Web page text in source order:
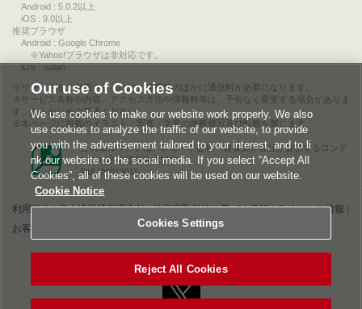
Android : 5.0.2以上
iOS : 9.0以上
推奨ブラウザ
Android : Google Chrome
※Yahoo!ブラウザは非対応です。
iOS : Safari
サービスをご利用されるには、情報料のほかに通信料が必要になります。
サービス名称や内容、アクセス方法や情報料等は、予告なく変更する場合がありま
す。あらかじめご了承ください。
本ページに掲載のイラスト・写真・文章の無断複写及び転載を禁じます。
このエルマークは、レコード会社・映像製作会社が提供するコンテ
ンツを示す登録商標です。
RIAJ00013011
利用規約|個人情報等保護方針|特定商取引法に基づく表記|ライセンス情報
お客様情報の外部送信について|Cookies Settings
Our use of Cookies
We use cookies to make our website work properly. We also
use cookies to analyze the traffic of our website, to provide
you with the advertisement tailored to your interest, and to li
nk our website to the social media. If you select “Accept All
Cookies”, all of these cookies will be used on our website.
Cookie Notice
Cookies Settings
Reject All Cookies